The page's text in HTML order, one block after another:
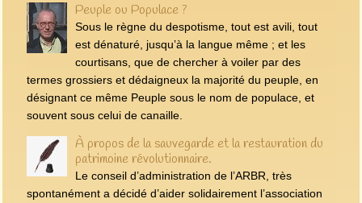
Peuple ou Populace ?
Sous le règne du despotisme, tout est avili, tout
est dénaturé, jusqu’à la langue même ; et les
courtisans, que de chercher à voiler par des
termes grossiers et dédaigneux la majorité du peuple, en
désignant ce même Peuple sous le nom de populace, et
souvent sous celui de canaille.
À propos de la sauvegarde et la restauration du
patrimoine révolutionnaire.
Le conseil d’administration de l’ARBR, très
spontanément a décidé d’aider solidairement l’association